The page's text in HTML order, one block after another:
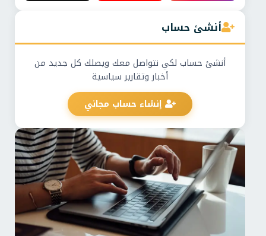
أنشئ حساب
أنشئ حساب لكي نتواصل معك ويصلك كل جديد من
أخبار وتقارير سياسية
إنشاء حساب مجاني